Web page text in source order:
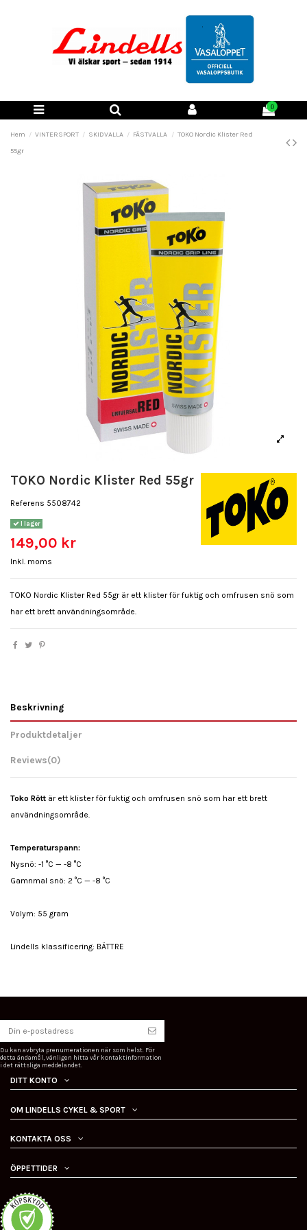
0
Hem VINTERSPORT SKIDVALLA FÄSTVALLA
TOKO Nordic Klister Red
55gr
TOKO Nordic Klister Red 55gr
Referens 5508742
I lager
149,00 kr
Inkl. moms
TOKO Nordic Klister Red 55gr är ett klister för fuktig och omfrusen snö som
har ett brett användningsområde.
Beskrivning
Produktdetaljer
Reviews(0)
Toko Rött är ett klister för fuktig och omfrusen snö som har ett brett
användningsområde.
Temperaturspann:
Nysnö: -1 °C — -8 °C
Gamnmal snö: 2 °C — -8 °C
Volym: 55 gram
Lindells klassificering: BÄTTRE
Du kan avbryta prenumerationen när som helst. För
detta ändamål, vänligen hitta vår kontaktinformation
i det rättsliga meddelandet.
DITT KONTO
OM LINDELLS CYKEL & SPORT
KONTAKTA OSS
ÖPPETTIDER